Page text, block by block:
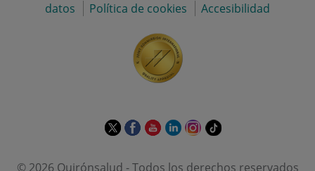
datos
Política de cookies Accesibilidad
EsteEsteEsteEsteEsteEnlace
© 2026 Quirónsalud - Todos los derechos reservados